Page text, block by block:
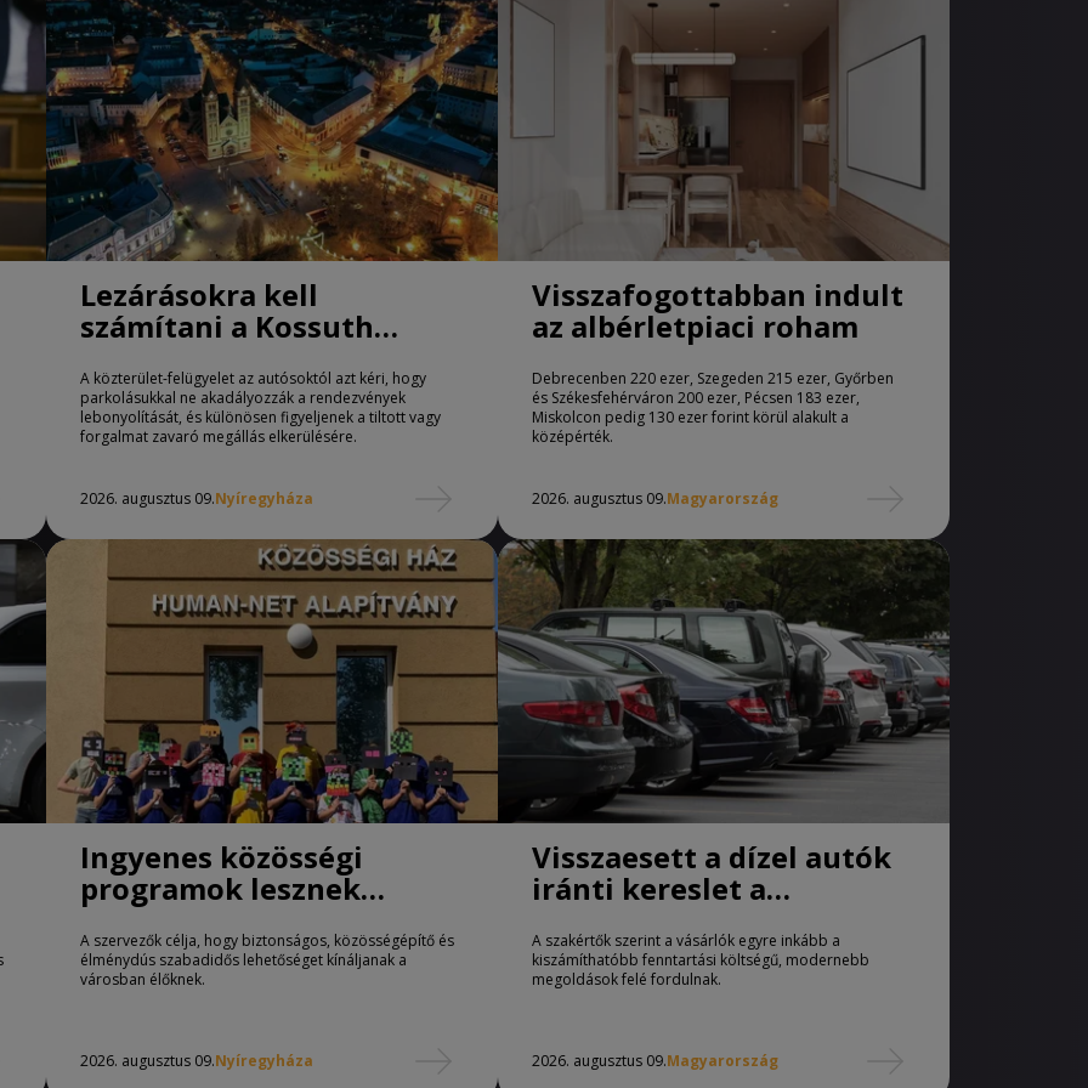
Lezárásokra kell
számítani a Kossuth
A közterület-felügyelet az autósoktól azt kéri, hogy
parkolásukkal ne akadályozzák a rendezvények
lebonyolítását, és különösen figyeljenek a tiltott vagy
forgalmat zavaró megállás elkerülésére.
2026. augusztus 09.Nyíregyháza
Visszafogottabban indult
az albérletpiaci roham
Debrecenben 220 ezer, Szegeden 215 ezer, Győrben
és Székesfehérváron 200 ezer, Pécsen 183 ezer,
Miskolcon pedig 130 ezer forint körül alakult a
középérték.
2026. augusztus 09.Magyarország
Ingyenes közösségi
programok lesznek
Nyíregyházán
A szervezők célja, hogy biztonságos, közösségépítő és
élménydús szabadidős lehetőséget kínáljanak a
városban élőknek.
2026. augusztus 09.Nyíregyháza
Visszaesett a dízel autók
iránti kereslet a
A szakértők szerint a vásárlók egyre inkább a
kiszámíthatóbb fenntartási költségű, modernebb
megoldások felé fordulnak.
2026. augusztus 09.Magyarország